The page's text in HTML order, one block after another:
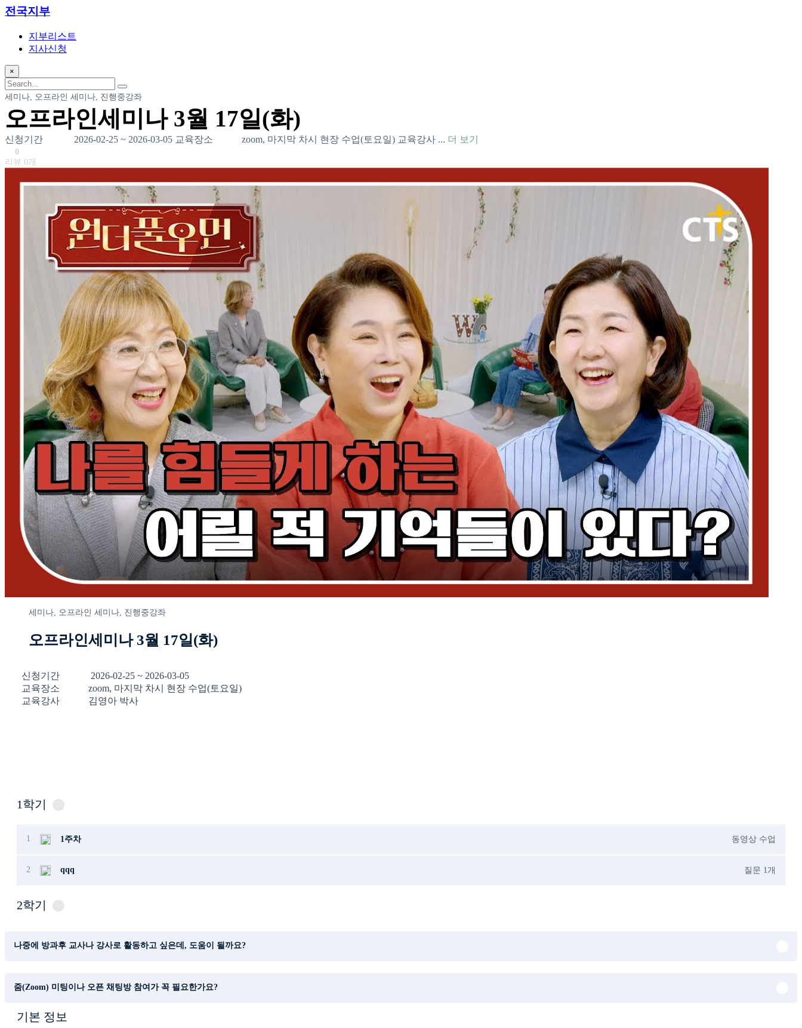
전국지부
지부리스트
지사신청
×
세미나, 오프라인 세미나, 진행중강좌
오프라인세미나 3월 17일(화)
신청기간 2026-02-25 ~ 2026-03-05 교육장소 zoom, 마지막 차시 현장 수업(토요일) 교육강사... 더 보기
0
리뷰 0개
세미나, 오프라인 세미나, 진행중강좌
오프라인세미나 3월 17일(화)
신청기간 2026-02-25 ~ 2026-03-05
교육장소 zoom, 마지막 차시 현장 수업(토요일)
교육강사 김영아 박사
1학기
1 1주차 동영상 수업
2 qqq 질문 1개
2학기
나중에 방과후 교사나 강사로 활동하고 싶은데, 도움이 될까요?
줌(Zoom) 미팅이나 오픈 채팅방 참여가 꼭 필요한가요?
기본 정보